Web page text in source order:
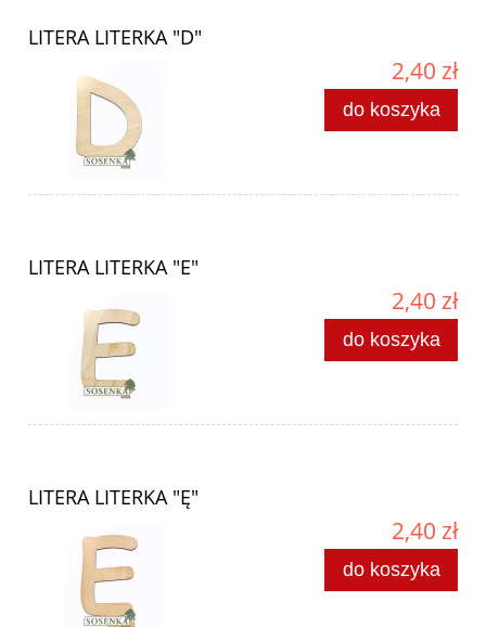
LITERA LITERKA "D"
2,40 zł
do koszyka
LITERA LITERKA "E"
2,40 zł
do koszyka
LITERA LITERKA "Ę"
2,40 zł
do koszyka